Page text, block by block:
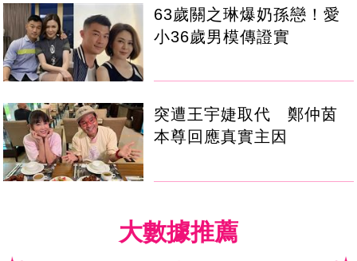
63歲關之琳爆奶孫戀！愛
小36歲男模傳證實
突遭王宇婕取代 鄭仲茵
本尊回應真實主因
大數據推薦